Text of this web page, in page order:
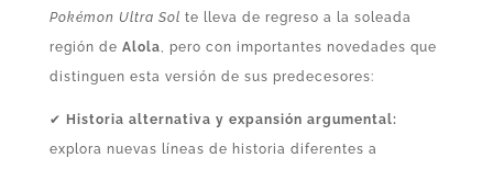
Pokémon Ultra Sol te lleva de regreso a la soleada
región de Alola , pero con importantes novedades que
distinguen esta versión de sus predecesores:
✔ Historia alternativa y expansión argumental:
explora nuevas líneas de historia diferentes a